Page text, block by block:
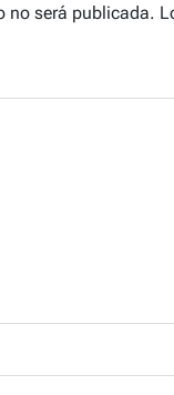
no será publicada.